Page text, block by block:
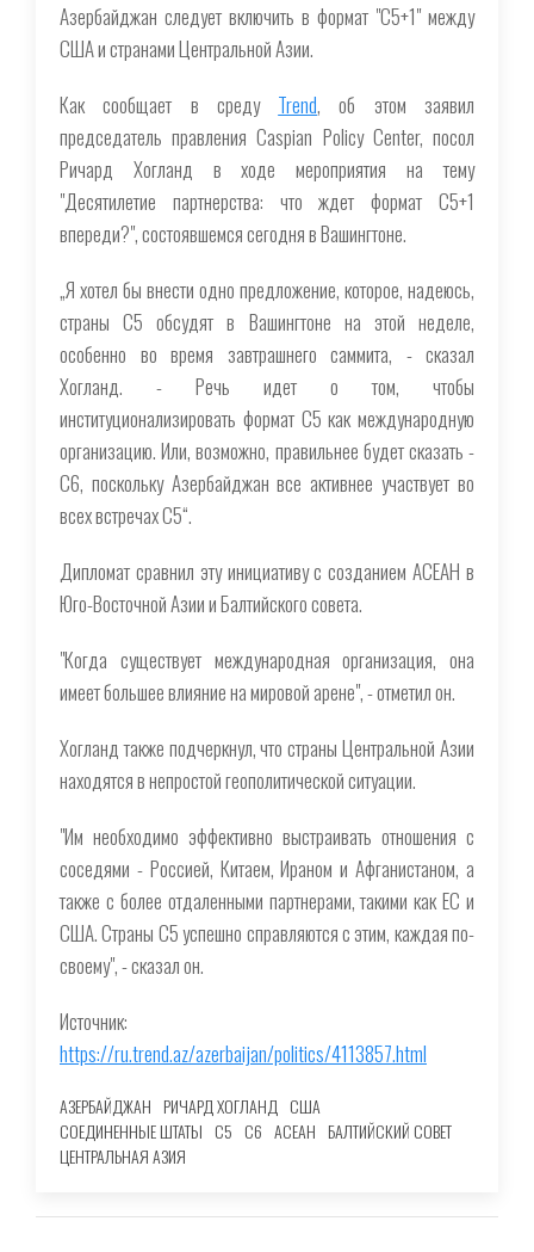
Азербайджан следует включить в формат "С5+1" между
США и странами Центральной Азии.
Как сообщает в среду Trend, об этом заявил
председатель правления Caspian Policy Center, посол
Ричард Хогланд в ходе мероприятия на тему
"Десятилетие партнерства: что ждет формат C5+1
впереди?", состоявшемся сегодня в Вашингтоне.
„Я хотел бы внести одно предложение, которое, надеюсь,
страны С5 обсудят в Вашингтоне на этой неделе,
особенно во время завтрашнего саммита, - сказал
Хогланд. - Речь идет о том, чтобы
институционализировать формат С5 как международную
организацию. Или, возможно, правильнее будет сказать -
С6, поскольку Азербайджан все активнее участвует во
всех встречах С5“.
Дипломат сравнил эту инициативу с созданием АСЕАН в
Юго-Восточной Азии и Балтийского совета.
"Когда существует международная организация, она
имеет большее влияние на мировой арене", - отметил он.
Хогланд также подчеркнул, что страны Центральной Азии
находятся в непростой геополитической ситуации.
"Им необходимо эффективно выстраивать отношения с
соседями - Россией, Китаем, Ираном и Афганистаном, а
также с более отдаленными партнерами, такими как ЕС и
США. Страны С5 успешно справляются с этим, каждая по-
своему", - сказал он.
Источник:
https://ru.trend.az/azerbaijan/politics/4113857.html
АЗЕРБАЙДЖАН РИЧАРД ХОГЛАНД США
СОЕДИНЕННЫЕ ШТАТЫ C5 C6 АСЕАН БАЛТИЙСКИЙ СОВЕТ
ЦЕНТРАЛЬНАЯ АЗИЯ